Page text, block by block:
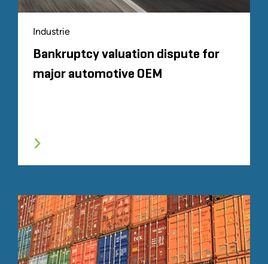
Industrie
Bankruptcy valuation dispute for
major automotive OEM